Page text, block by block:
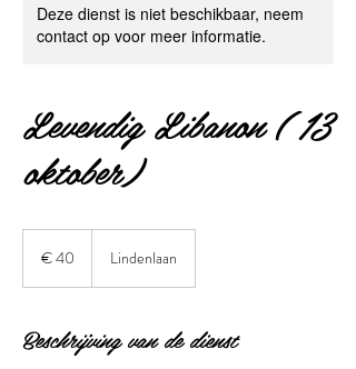
Deze dienst is niet beschikbaar, neem
contact op voor meer informatie.
Levendig Libanon ( 13
oktober)
€ 40 Lindenlaan
Beschrijving van de dienst